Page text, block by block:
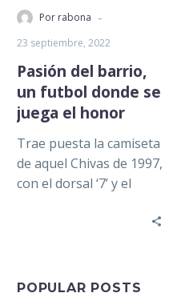
Por rabona -
23 septiembre, 2022
Pasión del barrio,
un futbol donde se
juega el honor
Trae puesta la camiseta
de aquel Chivas de 1997,
con el dorsal ‘7’ y el
POPULAR POSTS